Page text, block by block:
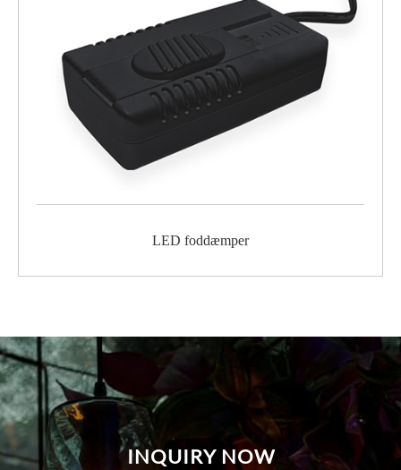
LED foddæmper
INQUIRY NOW